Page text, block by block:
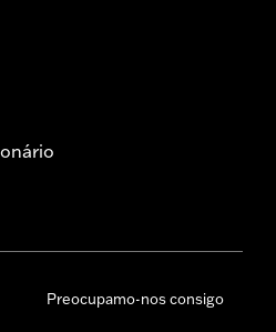
Preocupamo-nos consigo